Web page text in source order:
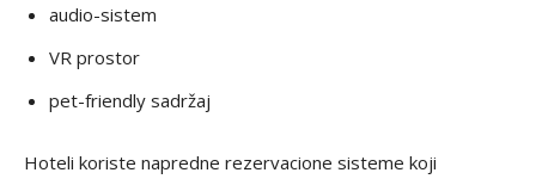
audio-sistem
VR prostor
pet-friendly sadržaj
Hoteli koriste napredne rezervacione sisteme koji